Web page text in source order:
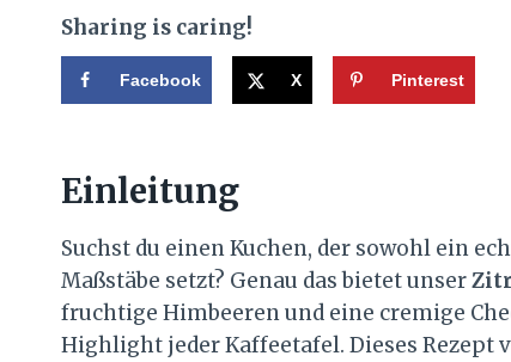
Sharing is caring!
Facebook X Pinterest
Einleitung
Suchst du einen Kuchen, der sowohl ein
Maßstäbe setzt? Genau das bietet unser
fruchtige Himbeeren und eine cremige
Highlight jeder Kaffeetafel. Dieses